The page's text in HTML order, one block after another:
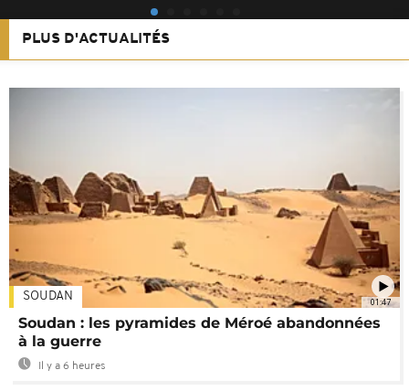
PLUS D'ACTUALITÉS
01:47
SOUDAN
Soudan : les pyramides de Méroé abandonnées
à la guerre
Il y a 6 heures